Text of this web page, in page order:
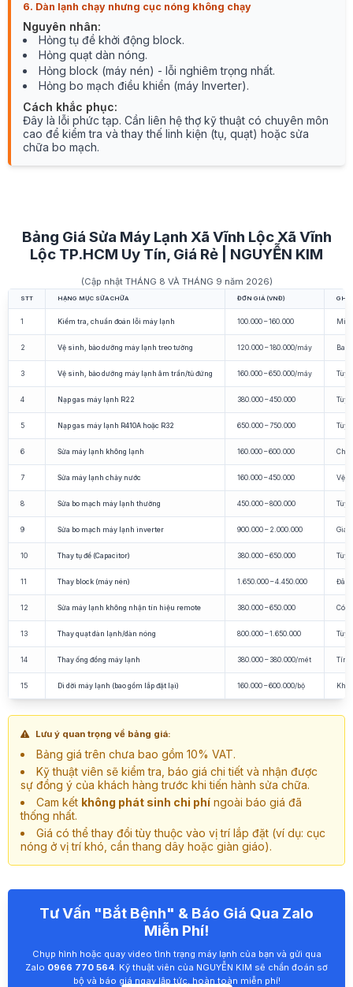
6. Dàn lạnh chạy nhưng cục nóng không chạy
Nguyên nhân:
Hỏng tụ đề khởi động block.
Hỏng quạt dàn nóng.
Hỏng block (máy nén) - lỗi nghiêm trọng nhất.
Hỏng bo mạch điều khiển (máy Inverter).
Cách khắc phục:
Đây là lỗi phức tạp. Cần liên hệ thợ kỹ thuật có chuyên môn
cao để kiểm tra và thay thế linh kiện (tụ, quạt) hoặc sửa
chữa bo mạch.
Bảng Giá Sửa Máy Lạnh Xã Vĩnh Lộc Xã Vĩnh
Lộc TP.HCM Uy Tín, Giá Rẻ | NGUYỄN KIM
(Cập nhật THÁNG 8 VÀ THÁNG 9 năm 2026)
STT HẠNG MỤC SỬA CHỮA ĐƠN GIÁ (VNĐ) GHI
1 Kiểm tra, chuẩn đoán lỗi máy lạnh 100.000 – 160.000
2 Vệ sinh, bảo dưỡng máy lạnh treo tường 120.000 – 180.000/máy Bao
3 Vệ sinh, bảo dưỡng máy lạnh âm trần/tủ đứng 160.000 – 650.000/máy Tùy
4 Nạp gas máy lạnh R22 380.000 – 450.000 Tùy
5 Nạp gas máy lạnh R410A hoặc R32 650.000 – 750.000 Tùy
6 Sửa máy lạnh không lạnh 160.000 – 600.000
7 Sửa máy lạnh chảy nước 160.000 – 450.000 Vệ
8 Sửa bo mạch máy lạnh thường 450.000 – 800.000 Tùy
9 Sửa bo mạch máy lạnh inverter 900.000 – 2.000.000 Giá
10 Thay tụ đề (Capacitor) 380.000 – 650.000 Tùy
11 Thay block (máy nén) 1.650.000 – 4.450.000 Đã
12 Sửa máy lạnh không nhận tín hiệu remote 380.000 – 650.000 Có
13 Thay quạt dàn lạnh/dàn nóng 800.000 – 1.650.000 Tùy
14 Thay ống đồng máy lạnh 380.000 – 380.000/mét Tính
15 Di dời máy lạnh (bao gồm lắp đặt lại) 160.000 – 600.000/bộ
Lưu ý quan trọng về bảng giá:
Bảng giá trên chưa bao gồm 10% VAT.
Kỹ thuật viên sẽ kiểm tra, báo giá chi tiết và nhận được
sự đồng ý của khách hàng trước khi tiến hành sửa chữa.
Cam kết không phát sinh chi phí ngoài báo giá đã
thống nhất.
Giá có thể thay đổi tùy thuộc vào vị trí lắp đặt (ví dụ: cục
nóng ở vị trí khó, cần thang dây hoặc giàn giáo).
Tư Vấn "Bắt Bệnh" & Báo Giá Qua Zalo
Miễn Phí!
Chụp hình hoặc quay video tình trạng máy lạnh của bạn và gửi qua
Zalo 0966 770 564 . Kỹ thuật viên của NGUYỄN KIM sẽ chẩn đoán sơ
bộ và báo giá ngay lập tức, hoàn toàn miễn phí!